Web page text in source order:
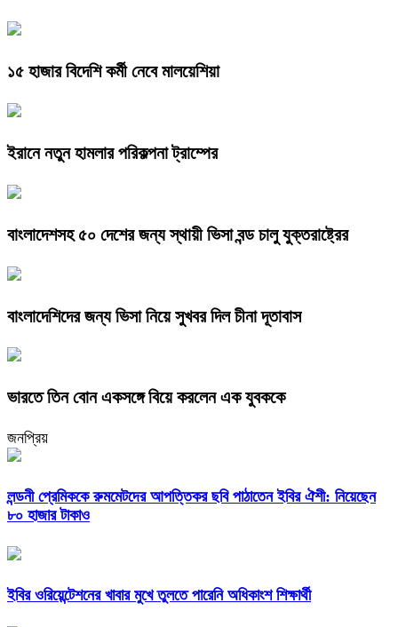
১৫ হাজার বিদেশি কর্মী নেবে মালয়েশিয়া
ইরানে নতুন হামলার পরিকল্পনা ট্রাম্পের
বাংলাদেশসহ ৫০ দেশের জন্য স্থায়ী ভিসা বন্ড চালু যুক্তরাষ্ট্রের
বাংলাদেশিদের জন্য ভিসা নিয়ে সুখবর দিল চীনা দূতাবাস
ভারতে তিন বোন একসঙ্গে বিয়ে করলেন এক যুবককে
জনপ্রিয়
লন্ডনী প্রেমিককে রুমমেটদের আপত্তিকর ছবি পাঠাতেন ইবির ঐশী: নিয়েছেন
৮০ হাজার টাকাও
ইবির ওরিয়েন্টেশনের খাবার মুখে তুলতে পারেনি অধিকাংশ শিক্ষার্থী